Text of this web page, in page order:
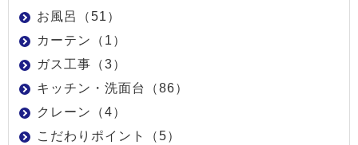
お風呂（51）
カーテン（1）
ガス工事（3）
キッチン・洗面台（86）
クレーン（4）
こだわりポイント（5）